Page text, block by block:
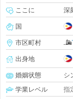
ここに
深
国
市区町村
出身地
婚姻状態
シ
学業レベル
指